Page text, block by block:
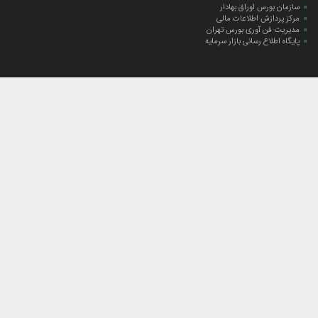
سازمان بورس اوراق بهادار
مرکز پردازش اطلاعات مالی
مدیریت فن آوری بورس تهران
پایگاه اطلاع رسانی بازار سرمایه
ارتباط با صندوق